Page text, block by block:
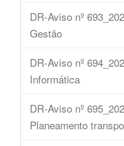
DR-Aviso nº
Gestão
DR-Aviso nº
Informática
DR-Aviso nº
Planeamento